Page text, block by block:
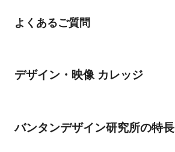
よくあるご質問
デザイン・映像 カレッジ
バンタンデザイン研究所の特長